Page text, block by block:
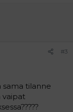
#3
sama tilanne
vaipat